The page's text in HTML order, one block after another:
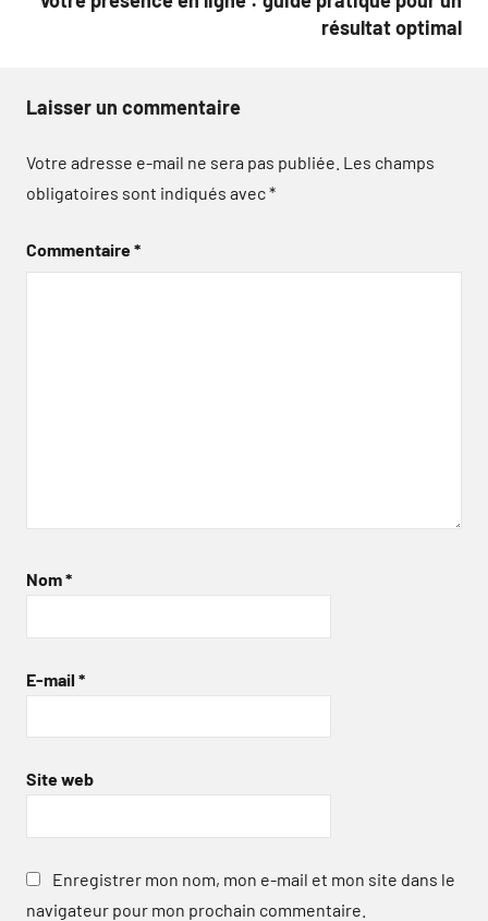
résultat optimal
Laisser un commentaire
Votre adresse e-mail ne sera pas publiée. Les champs
obligatoires sont indiqués avec*
Commentaire*
Nom*
E-mail *
Site web
Enregistrer mon nom, mon e-mail et mon site dans le
navigateur pour mon prochain commentaire.